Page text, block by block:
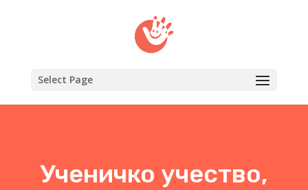
Select Page
Ученичко учество,